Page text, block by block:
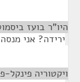
היו"ר בועז
ירידה? אני
ויקטוריה פינקל-